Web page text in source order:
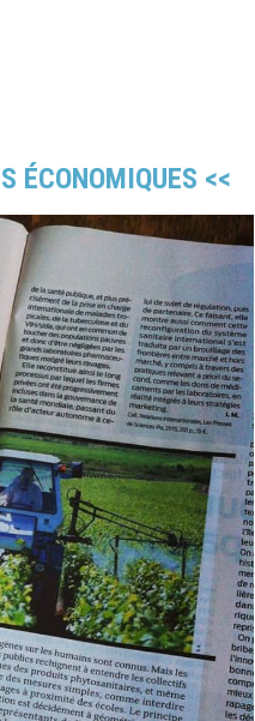
ÉCONOMIQUES <<